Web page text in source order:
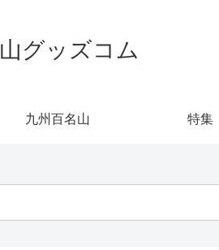
グッズコム
九州百名山 特集